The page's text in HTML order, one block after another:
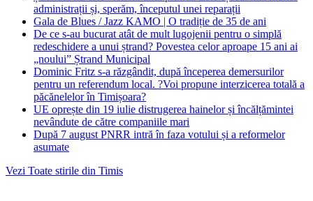
administrații și, sperăm, începutul unei reparații
Gala de Blues / Jazz KAMO | O tradiție de 35 de ani
De ce s-au bucurat atât de mult lugojenii pentru o simplă
redeschidere a unui ștrand? Povestea celor aproape 15 ani ai
„noului” Ștrand Municipal
Dominic Fritz s-a răzgândit, după începerea demersurilor
pentru un referendum local. ?Voi propune interzicerea totală a
păcănelelor în Timișoara?
UE oprește din 19 iulie distrugerea hainelor și încălțămintei
nevândute de către companiile mari
După 7 august PNRR intră în faza votului și a reformelor
asumate
Vezi Toate stirile din Timis